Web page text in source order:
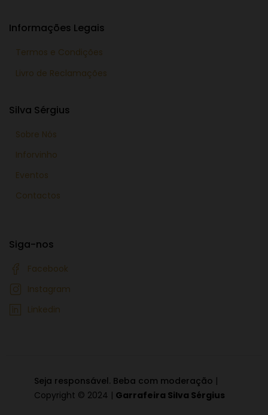
Informações Legais
Termos e Condições
Livro de Reclamações
Silva Sérgius
Sobre Nós
Inforvinho
Eventos
Contactos
Siga-nos
Facebook
Instagram
Linkedin
Seja responsável. Beba com moderação |
Copyright © 2024 | Garrafeira Silva Sérgius